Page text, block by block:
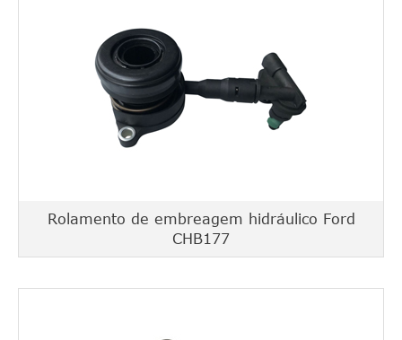
Rolamento de embreagem hidráulico Ford
CHB177